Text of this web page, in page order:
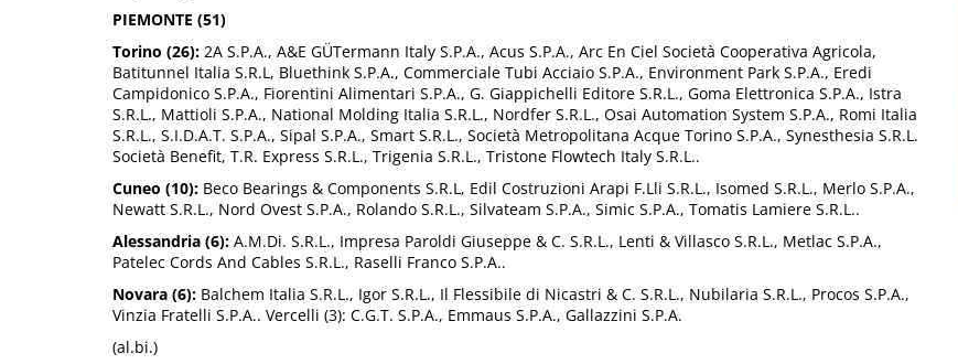
PIEMONTE (51)
Torino (26): 2A S.P.A., A&E GÜTermann Italy S.P.A., Acus S.P.A., Arc En Ciel Società Cooperativa Agricola,
Batitunnel Italia S.R.L, Bluethink S.P.A., Commerciale Tubi Acciaio S.P.A., Environment Park S.P.A., Eredi
Campidonico S.P.A., Fiorentini Alimentari S.P.A., G. Giappichelli Editore S.R.L., Goma Elettronica S.P.A., Istra
S.R.L., Mattioli S.P.A., National Molding Italia S.R.L., Nordfer S.R.L., Osai Automation System S.P.A., Romi Italia
S.R.L., S.I.D.A.T. S.P.A., Sipal S.P.A., Smart S.R.L., Società Metropolitana Acque Torino S.P.A., Synesthesia S.R.L.
Società Benefit, T.R. Express S.R.L., Trigenia S.R.L., Tristone Flowtech Italy S.R.L..
Cuneo (10): Beco Bearings & Components S.R.L, Edil Costruzioni Arapi F.Lli S.R.L., Isomed S.R.L., Merlo S.P.A.,
Newatt S.R.L., Nord Ovest S.P.A., Rolando S.R.L., Silvateam S.P.A., Simic S.P.A., Tomatis Lamiere S.R.L..
Alessandria (6): A.M.Di. S.R.L., Impresa Paroldi Giuseppe & C. S.R.L., Lenti & Villasco S.R.L., Metlac S.P.A.,
Patelec Cords And Cables S.R.L., Raselli Franco S.P.A..
Novara (6): Balchem Italia S.R.L., Igor S.R.L., Il Flessibile di Nicastri & C. S.R.L., Nubilaria S.R.L., Procos S.P.A.,
Vinzia Fratelli S.P.A.. Vercelli (3): C.G.T. S.P.A., Emmaus S.P.A., Gallazzini S.P.A.
(al.bi.)